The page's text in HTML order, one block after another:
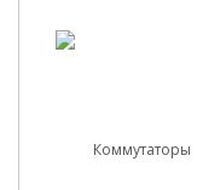
Коммутаторы